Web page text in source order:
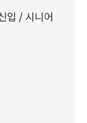
입 / 시니어